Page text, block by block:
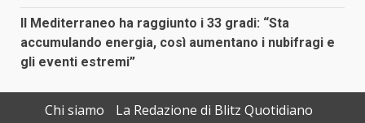
Il Mediterraneo ha raggiunto i 33 gradi: “Sta
accumulando energia, così aumentano i nubifragi e
gli eventi estremi”
Chi siamo
La Redazione di Blitz Quotidiano